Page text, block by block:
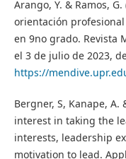
Arango, Y. & Ramos,
orientación
en 9no grado. Revista
el 3 de julio de 2023,
https://
Bergner, S, Kanape, A.
interest in taking the
interests, leadership
motivation to lead.